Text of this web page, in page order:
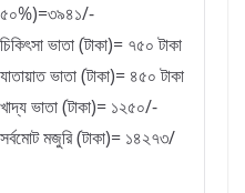
৫০%)=৩৯৪১/-
চিকিৎসা ভাতা (টাকা)= ৭৫০ টাকা
যাতায়াত ভাতা (টাকা)= ৪৫০ টাকা
খাদ্য ভাতা (টাকা)= ১২৫০/-
সর্বমোট মজুরি (টাকা)= ১৪২৭৩/